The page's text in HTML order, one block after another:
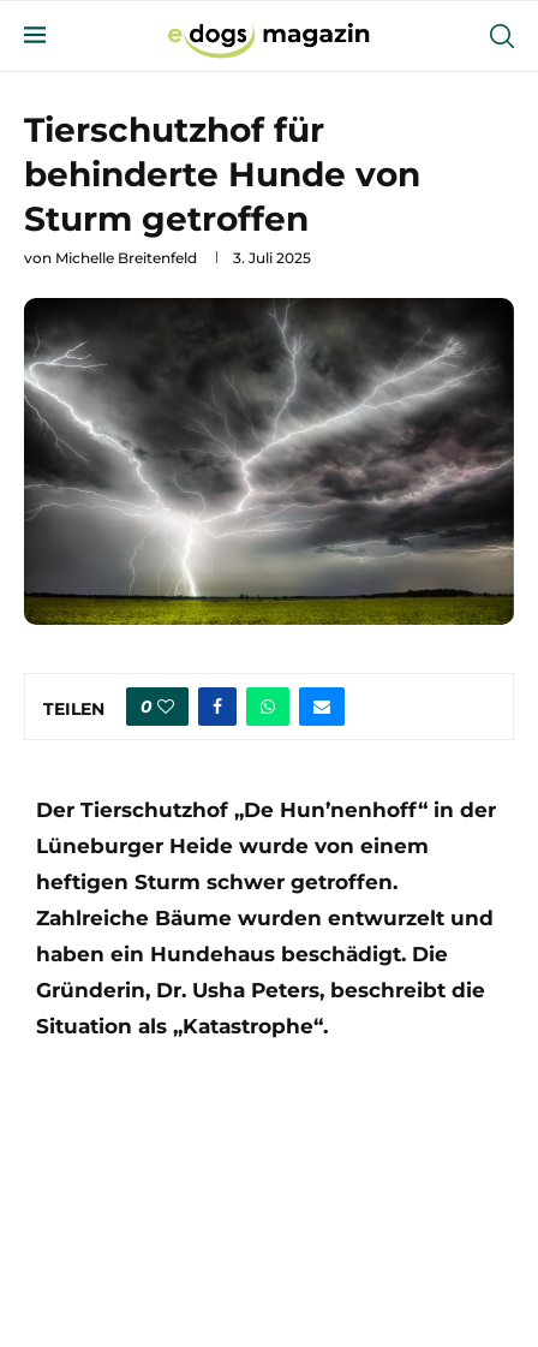
Tierschutzhof für
behinderte Hunde von
Sturm getroffen
von Michelle Breitenfeld 3. Juli 2025
TEILEN 0
Der Tierschutzhof „De Hun’nenhoff“ in der
Lüneburger Heide wurde von einem
heftigen Sturm schwer getroffen.
Zahlreiche Bäume wurden entwurzelt und
haben ein Hundehaus beschädigt. Die
Gründerin, Dr. Usha Peters, beschreibt die
Situation als „Katastrophe“.